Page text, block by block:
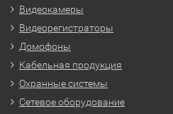
Видеокамеры
Видеорегистраторы
Домофоны
Кабельная продукция
Охранные системы
Сетевое оборудование